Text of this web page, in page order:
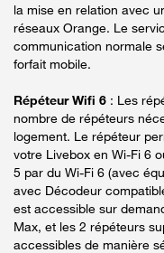
la mise en relation avec
réseaux Orange. Le
communication normale
forfait mobile.
Répéteur Wifi 6 : Les
nombre de répéteurs
logement. Le répéteur
votre Livebox en Wi-Fi 6
5 par du Wi-Fi 6 (avec
avec Décodeur
est accessible sur
Max, et les 2 répéteurs
accessibles de manière